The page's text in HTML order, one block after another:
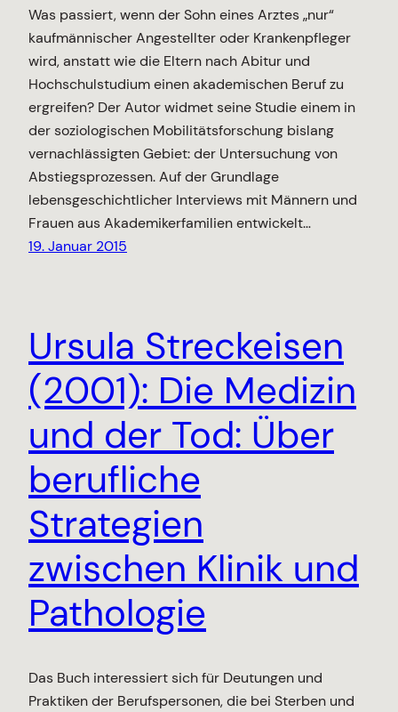
Was passiert, wenn der Sohn eines Arztes „nur“
kaufmännischer Angestellter oder Krankenpfleger
wird, anstatt wie die Eltern nach Abitur und
Hochschulstudium einen akademischen Beruf zu
ergreifen? Der Autor widmet seine Studie einem in
der soziologischen Mobilitätsforschung bislang
vernachlässigten Gebiet: der Untersuchung von
Abstiegsprozessen. Auf der Grundlage
lebensgeschichtlicher Interviews mit Männern und
Frauen aus Akademikerfamilien entwickelt…
19. Januar 2015
Ursula Streckeisen
(2001): Die Medizin
und der Tod: Über
berufliche
Strategien
zwischen Klinik und
Pathologie
Das Buch interessiert sich für Deutungen und
Praktiken der Berufspersonen, die bei Sterben und